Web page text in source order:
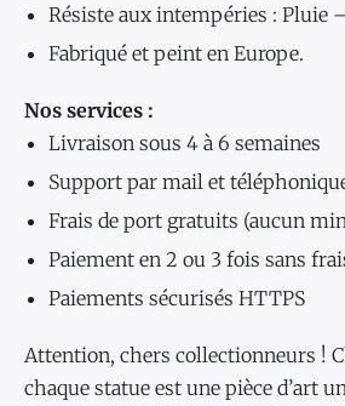
Résiste aux intempéries : Pluie
Fabriqué et peint en Europe.
Nos services :
Livraison sous 4 à 6 semaines
Support par mail et
Frais de port gratuits (aucun
Paiement en 2 ou 3 fois sans
Paiements sécurisés HTTPS
Attention, chers collectionneurs !
chaque statue est une pièce d’art